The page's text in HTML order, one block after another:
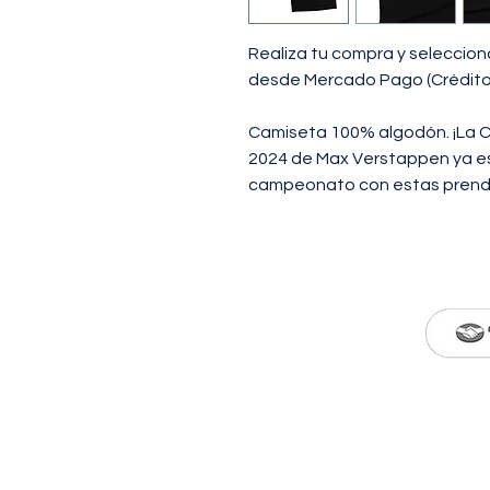
Realiza tu compra y
desde Mercado Pago
Camiseta 100% algodón. ¡La
2024 de Max Verstappen ya
campeonato con estas